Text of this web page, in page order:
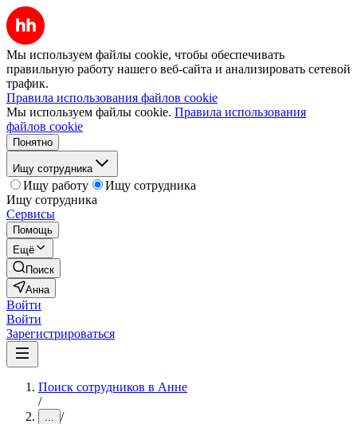
Мы используем файлы cookie, чтобы обеспечивать
правильную работу нашего веб-сайта и анализировать сетевой
трафик.
Правила использования файлов cookie
Мы используем файлы cookie. Правила использования
файлов cookie
Понятно
Ищу сотрудника
Ищу работу
Ищу сотрудника
Ищу сотрудника
Сервисы
Помощь
Ещё
Поиск
Анна
Войти
Войти
Зарегистрироваться
Поиск сотрудников в Анне
/
... /